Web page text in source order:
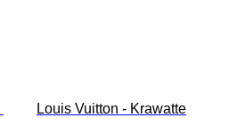
Louis Vuitton - Krawatte